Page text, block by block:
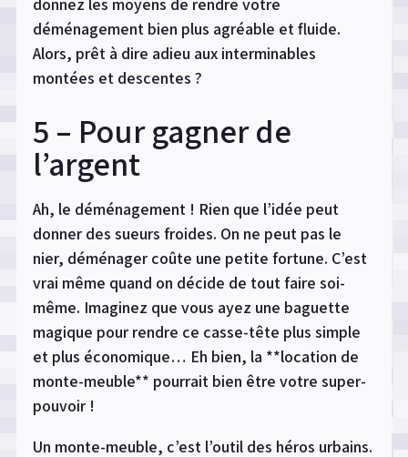
donnez les moyens de rendre votre
déménagement bien plus agréable et fluide.
Alors, prêt à dire adieu aux interminables
montées et descentes ?
5 – Pour gagner de
l’argent
Ah, le déménagement ! Rien que l’idée peut
donner des sueurs froides. On ne peut pas le
nier, déménager coûte une petite fortune. C’est
vrai même quand on décide de tout faire soi-
même. Imaginez que vous ayez une baguette
magique pour rendre ce casse-tête plus simple
et plus économique… Eh bien, la **location de
monte-meuble** pourrait bien être votre super-
pouvoir !
Un monte-meuble, c’est l’outil des héros urbains.